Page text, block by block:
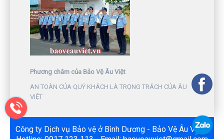
Phương châm của Bảo Vệ Âu Việt
AN TOÀN CỦA QUÝ KHÁCH LÀ TRỌNG TRÁCH CỦA ÂU
VIỆT
Công ty Dịch vụ Bảo vệ ở Bình Dương - Bảo Vệ Âu Việt -